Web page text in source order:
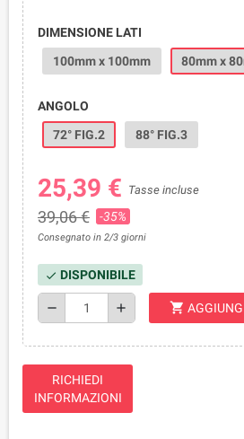
DIMENSIONE LATI
100mm x 100mm
80mm x
ANGOLO
72° FIG.2
88° FIG.3
25,39 € Tasse incluse
39,06 € -35%
Consegnato in 2/3 giorni
check DISPONIBILE
remove add shopping_cart
RICHIEDI
INFORMAZIONI